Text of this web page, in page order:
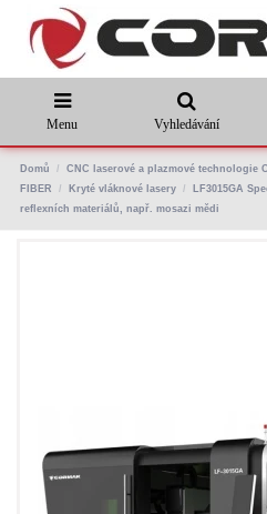
Menu Vyhledávání
Domů CNC laserové a plazmové technologie
FIBER
Kryté vláknové lasery
LF3015GA
reflexních materiálů, např. mosazi mědi